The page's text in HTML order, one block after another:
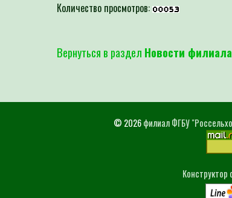
Количество просмотров:
Вернуться в раздел Новости филиала
© 2026филиал ФГБУ
Конструктор